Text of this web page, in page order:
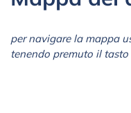
per navigare la mappa
tenendo premuto il tasto